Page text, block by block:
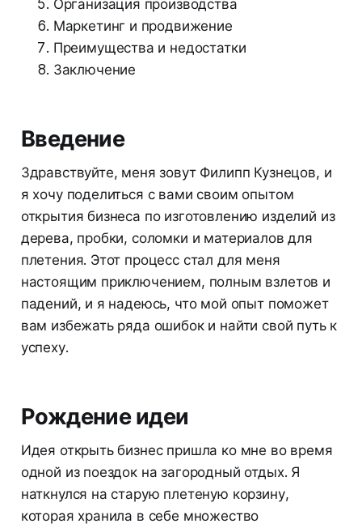
Организация производства
Маркетинг и продвижение
Преимущества и недостатки
Заключение
Введение
Здравствуйте, меня зовут Филипп Кузнецов, и
я хочу поделиться с вами своим опытом
открытия бизнеса по изготовлению изделий из
дерева, пробки, соломки и материалов для
плетения. Этот процесс стал для меня
настоящим приключением, полным взлетов и
падений, и я надеюсь, что мой опыт поможет
вам избежать ряда ошибок и найти свой путь к
успеху.
Рождение идеи
Идея открыть бизнес пришла ко мне во время
одной из поездок на загородный отдых. Я
наткнулся на старую плетеную корзину,
которая хранила в себе множество